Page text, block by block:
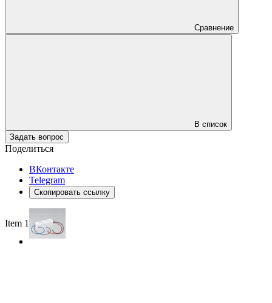
Сравнение
В список
Задать вопрос
Поделиться
ВКонтакте
Telegram
Скопировать ссылку
Item 1 of 2